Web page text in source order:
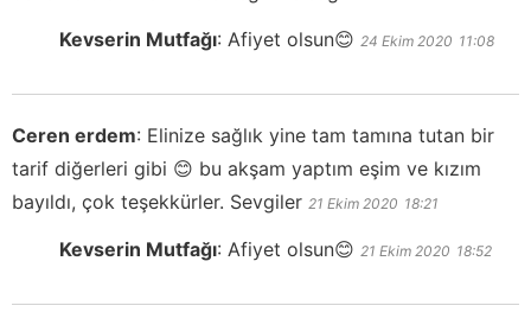
Kevserin Mutfağı: Afiyet olsun😊 24 Ekim 2020 11:08
Ceren erdem: Elinize sağlık yine tam tamına tutan bir
tarif diğerleri gibi 😊 bu akşam yaptım eşim ve kızım
bayıldı, çok teşekkürler. Sevgiler 21 Ekim 2020 18:21
Kevserin Mutfağı: Afiyet olsun😊 21 Ekim 2020 18:52